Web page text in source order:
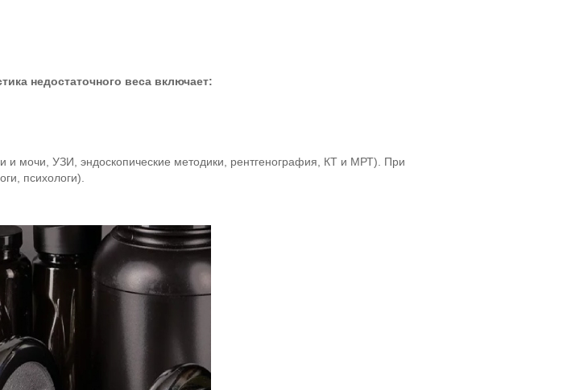
недостаточного веса включает:
и мочи, УЗИ, эндоскопические методики, рентгенография, КТ и МРТ). При
психологи).